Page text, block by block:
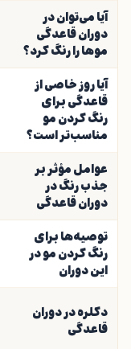
آیا می‌توان در
دوران قاعدگی
موها را رنگ کرد؟
آیا روز خاصی از
قاعدگی برای
رنگ کردن مو
مناسب‌تر است؟
عوامل مؤثر بر
جذب رنگ در
دوران قاعدگی
توصیه‌ها برای
رنگ کردن مو در
این دوران
دکلره در دوران
قاعدگی